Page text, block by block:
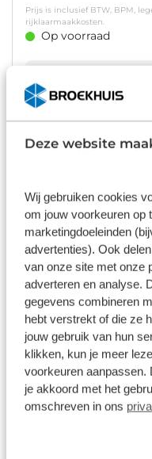
Deze website
Wij gebruiken cookies
om jouw voorkeuren op
marketingdoeleinden
advertenties). Ook
van onze site met onze
adverteren en analyse.
gegevens combineren
hebt verstrekt of die ze
jouw gebruik van hun
klikken, kun je meer
voorkeuren aanpassen.
je akkoord met het
omschreven in ons
Prijs is inclusief BTW, BPM,
rijklaarmaakkosten.
Op voorraad
Audi Q2
10 km Handgeschakeld
€ 42.590 €
Prijs is inclusief BTW, BPM,
rijklaarmaakkosten.
Op voorraad
Audi Q2
S edition | Audi